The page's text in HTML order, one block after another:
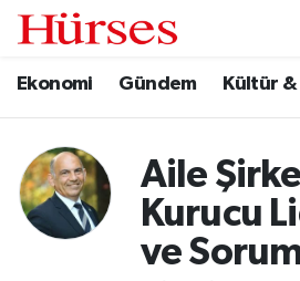
Ekonomi Gündem Kültür
Aile
Kurucu
ve
Ekonomi
Kültür & Sanat
Hava Durumu
Süper Lig Puan Durumu ve
Tüm Manşetler